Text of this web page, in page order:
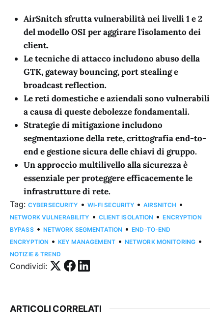
AirSnitch sfrutta vulnerabilità nei livelli 1 e 2
del modello OSI per aggirare l'isolamento dei
client.
Le tecniche di attacco includono abuso della
GTK, gateway bouncing, port stealing e
broadcast reflection.
Le reti domestiche e aziendali sono vulnerabili
a causa di queste debolezze fondamentali.
Strategie di mitigazione includono
segmentazione della rete, crittografia end-to-
end e gestione sicura delle chiavi di gruppo.
Un approccio multilivello alla sicurezza è
essenziale per proteggere efficacemente le
infrastrutture di rete.
Tag: CYBERSECURITY • WI-FI SECURITY • AIRSNITCH •
NETWORK VULNERABILITY • CLIENT ISOLATION • ENCRYPTION
BYPASS • NETWORK SEGMENTATION • END-TO-END
ENCRYPTION • KEY MANAGEMENT • NETWORK MONITORING •
NOTIZIE & TREND
Condividi:
ARTICOLI CORRELATI